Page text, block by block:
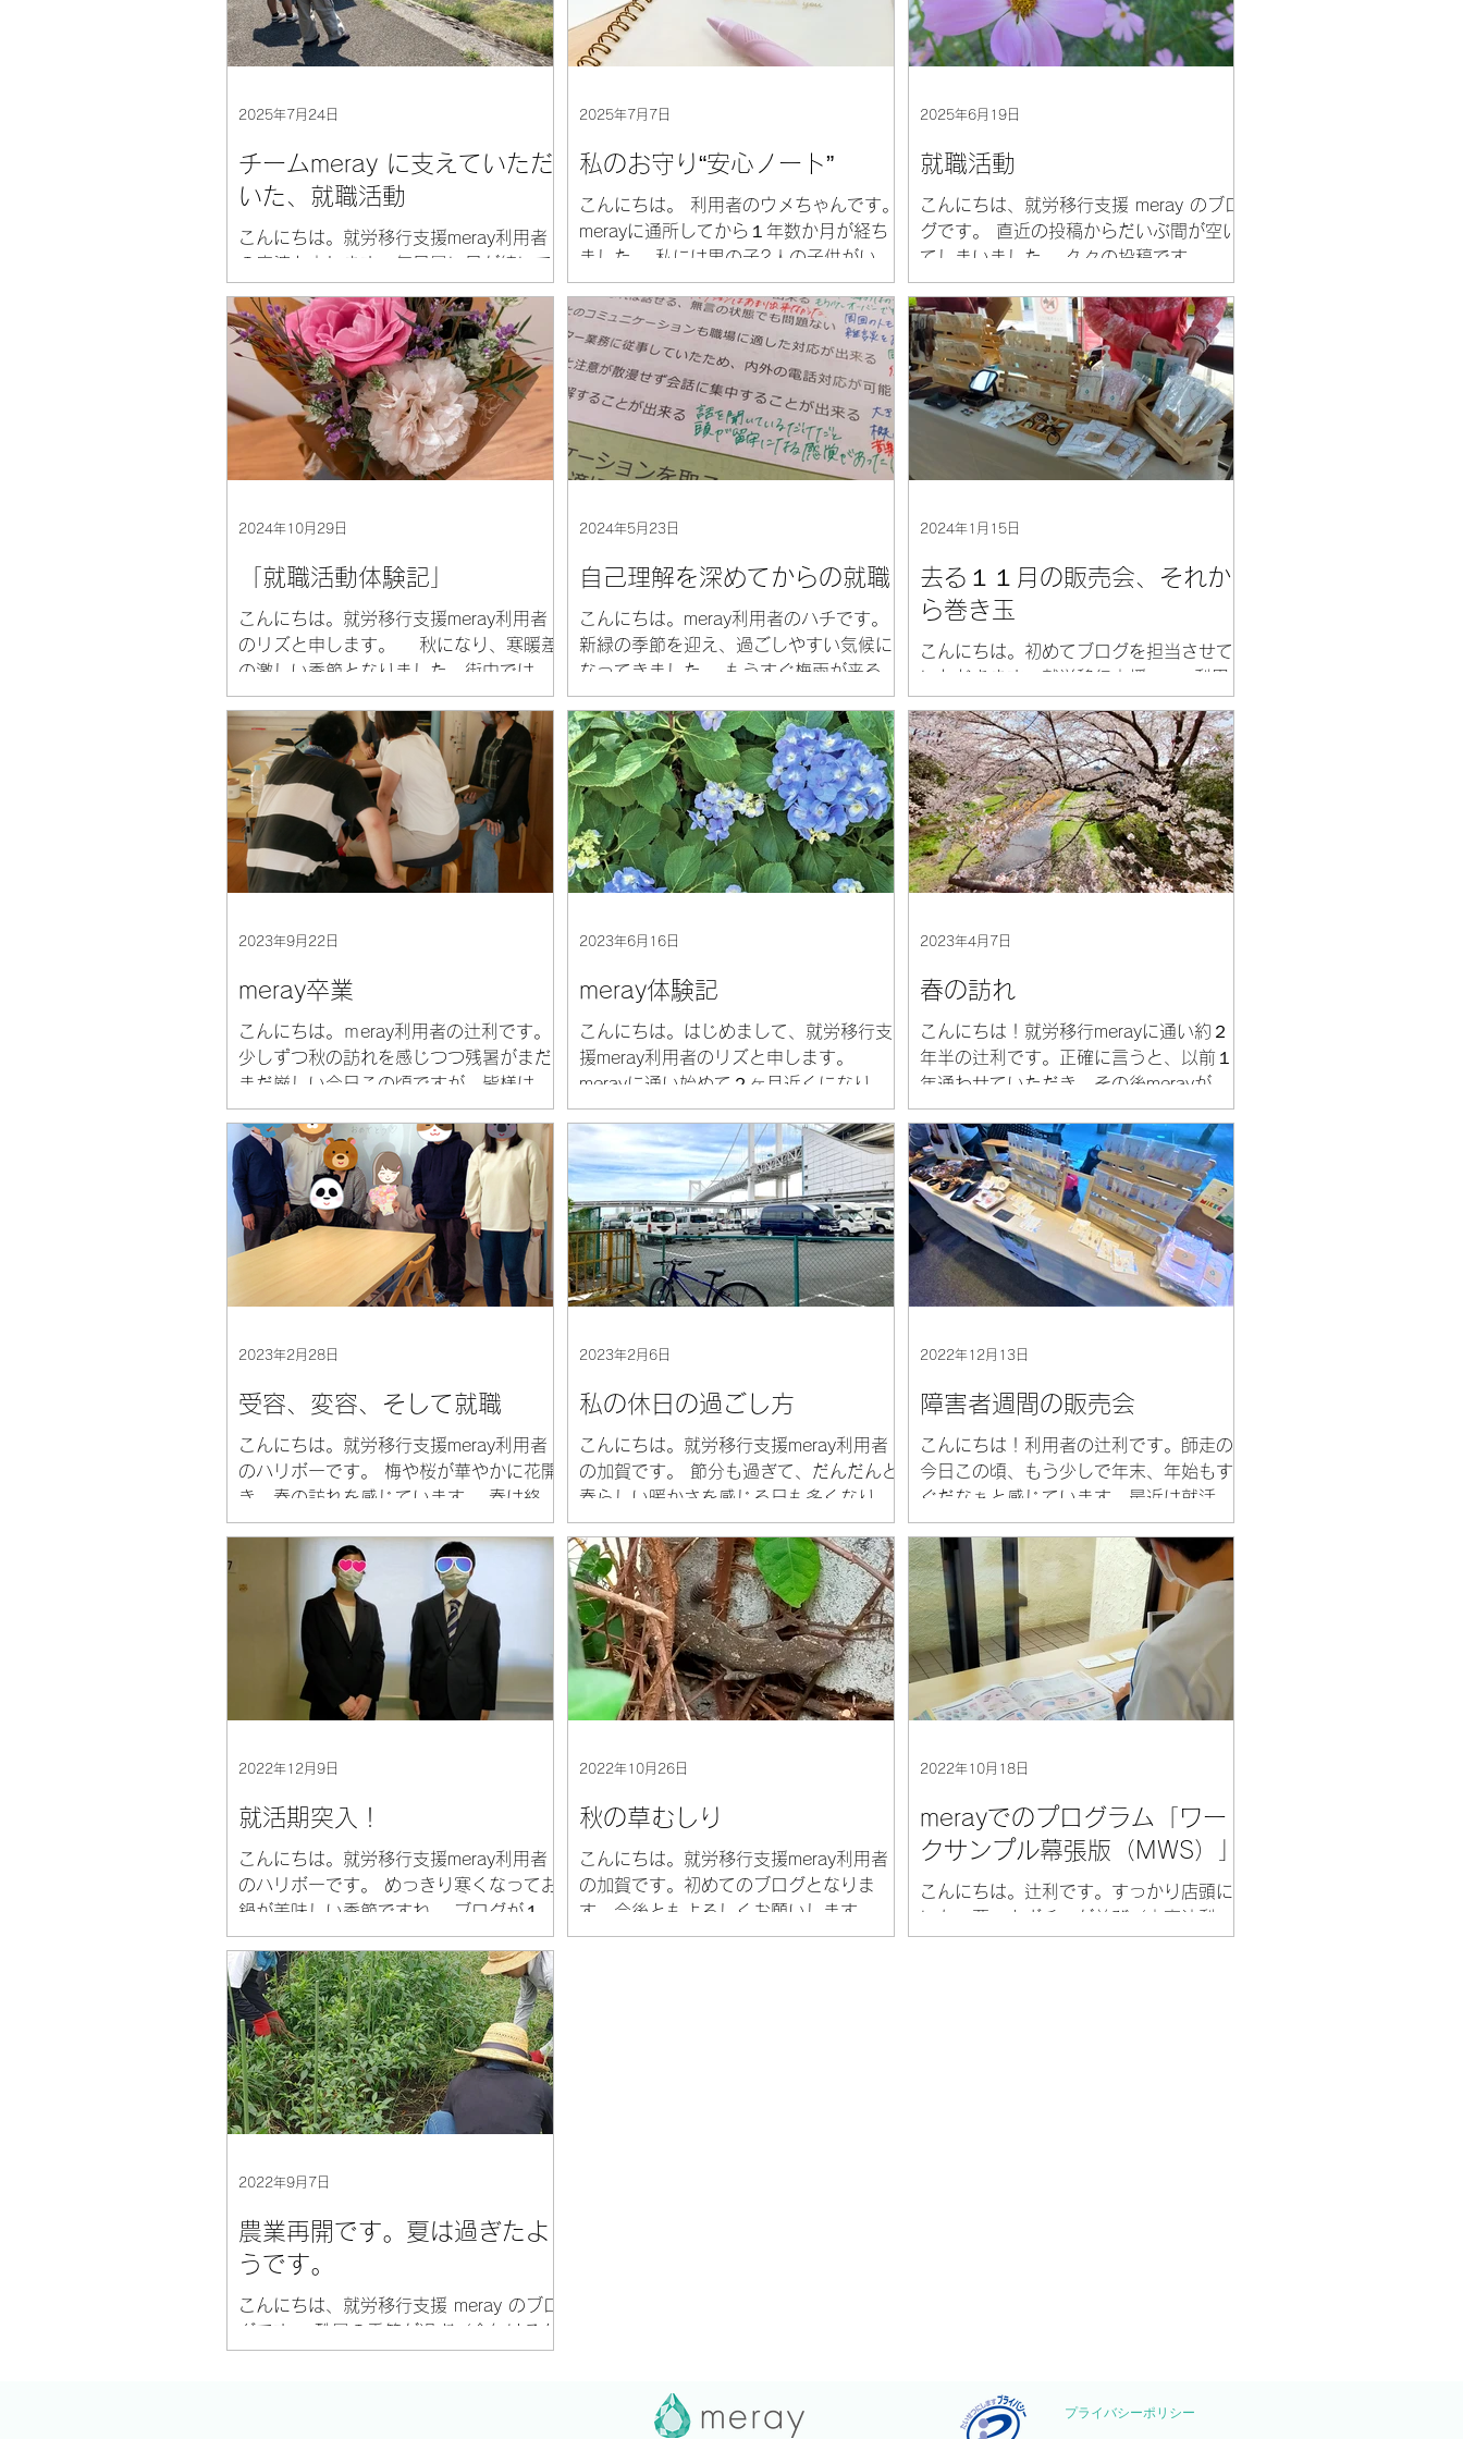
チームmeray に支えていただ
いた、就職活動
こんにちは。就労移行支援meray利用者
の麻婆と申します。毎日暑い日が続いて
うか。私は先日、冷たい蕎麦を美味しく
食べました。冷たい蕎麦や素麺、冷やし
中華が美味しい季節になってきたので皆
さんも是非食べてみて下さい。...
2025年7月24日
私のお守り“安心ノート”
こんにちは。 利用者のウメちゃんです。
merayに通所してから１年数か月が経ち
ました。 私には男の子2人の子供がい
て、保育園に送り出してからmerayに通
っています。 この季節は湿気と暑さで、
毎日が修行のようです。 今朝も、可愛く
も血気盛んな子ザルたちを追いかけまわ
して汗...
2025年7月7日
就職活動
こんにちは、就労移行支援 meray のブロ
グです。 直近の投稿からだいぶ間が空い
てしまいました。 久々の投稿です。 こ
の、投稿のなかった間、どうなっていた
かというと、もちろんどうなってもいま
せん。 スキルアップをされている方は着
実にスキルを上げ、就職活動中の方は
様々な結果...
2025年6月19日
「就職活動体験記」
こんにちは。就労移行支援meray利用者
のリズと申します。 秋になり、寒暖差
の激しい季節となりました。街中では、
私の大好きなキンモクセイの香りが漂
い、心地良い気分で歩く事が出来ます。
短い秋ですが、一番好きな季節なので、
楽しみたいと思います。...
2024年10月29日
自己理解を深めてからの就職
こんにちは。meray利用者のハチです。
新緑の季節を迎え、過ごしやすい気候に
なってきました。 もうすぐ梅雨が来ると
考えると少し覚悟が必要ですが、今の季
節を楽しみたいと思います。 さて、私は
通所し始めてから約1年半で就職が決ま
り、もうすぐで卒業することになりまし
た。...
2024年5月23日
去る１１月の販売会、それか
ら巻き玉
こんにちは。初めてブログを担当させて
いただきます、就労移行支援meray利用
者の山吹と申します。どうぞよろしくお
願いいたします。 通所を始めてから早い
もので半年以上が経ちました。年々時の
経過を早く感じているので、きっと１年
はあっという間でしょう。当初は不安と
緊張が強く表れて...
2024年1月15日
meray卒業
こんにちは。ｍeray利用者の辻利です。
少しずつ秋の訪れを感じつつ残暑がまだ
まだ厳しい今日この頃ですが、皆様は体
調など崩していないでしょうか？ 実は、
私辻利は通い始めてから約２年で就職が
決まり、もう少しで卒業することになり
ました。...
2023年9月22日
meray体験記
こんにちは。はじめまして、就労移行支
援meray利用者のリズと申します。
merayに通い始めて２ヶ月近くになりま
す。 梅雨入りし、じめじめとした空気
が肌にまとわりつき不快指数の高い季節
となりました。そんな中でも街を歩いて
いると、あちこちの家々に、あじさいの
花が咲いていて...
2023年6月16日
春の訪れ
こんにちは！就労移行merayに通い約２
年半の辻利です。正確に言うと、以前１
年通わせていただき、その後merayがと
ても良かったので、また再度１年半通わ
せていただいております。 さて、この頃
桜もすでに葉桜になり、温暖化を感じて
おりますが、最近はmerayに新しい利用
者さんが...
2023年4月7日
受容、変容、そして就職
こんにちは。就労移行支援meray利用者
のハリボーです。 梅や桜が華やかに花開
き、春の訪れを感じています。 春は終わ
りと始まり、出会いと別れの季節です
が、実は私もその節目を迎えています。
昨年12月の記事で『就活期突入！』と書
いたばかりなのですが、あれから実習と
最終面接を経...
2023年2月28日
私の休日の過ごし方
こんにちは。就労移行支援meray利用者
の加賀です。 節分も過ぎて、だんだんと
春らしい暖かさを感じる日も多くなりま
した。私がmerayに通い始めたのも昨年
の春で、この１年間とても充実した日々
を過ごすことができたと感じていま
す。...
2023年2月6日
障害者週間の販売会
こんにちは！利用者の辻利です。師走の
今日この頃、もう少しで年末、年始もす
ぐだなぁと感じています。最近は就活関
連の事が多く慌ただしい時間を過ごして
おりました。 ミレイに通って早１年３ヶ
月、私の場合はその前も通っていたので
合わせて2年ほどお世話になっていたこ
とになります。スタッ...
2022年12月13日
就活期突入！
こんにちは。就労移行支援meray利用者
のハリボーです。 めっきり寒くなってお
鍋が美味しい季節ですね。 ブログが１ヵ
月と少し空いてしまいましたが、実はそ
の間、私は初めての“職場体験実習面談
会”に行っておりました！ 今回は就職期と
面談会についてざっくり書いていこうと
思います。...
2022年12月9日
秋の草むしり
こんにちは。就労移行支援meray利用者
の加賀です。初めてのブログとなりま
す。今後ともよろしくお願いします。 先
月まで30度を超える日も多かったのです
2022年10月26日
merayでのプログラム「ワー
クサンプル幕張版（MWS）」
こんにちは。辻利です。すっかり店頭に
いも・栗・カボチャが並び（本家辻利
2022年10月18日
農業再開です。夏は過ぎたよ
うです。
こんにちは、就労移行支援 meray のブロ
グです。 酷暑の季節が過ぎ（今年はそん
なでもなかったみたいですが）、今月か
2022年9月7日
プライバシーポリシー